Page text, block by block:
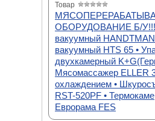
Товар
ОБОРУДОВАНИЕ Б/У!!!
вакуумный
вакуумный HTS 65 •
двухкамерный
Мясомассажер ELLER
охлаждением •
RST-520PF •
Еврорама FES